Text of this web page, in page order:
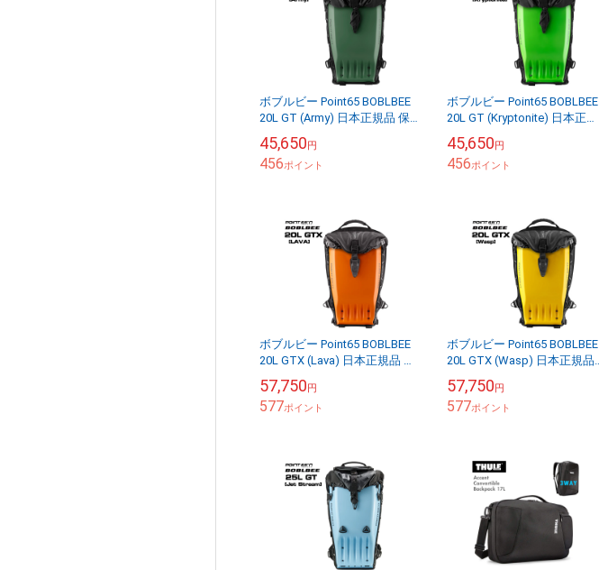
ボブルビー Point65 BOBLBEE
20L GT (Army) 日本正規品 保
く）】
45,650円
456ポイント
ボブルビー Point65 BOBLBEE
20L GT (Kryptonite) 日本正規
を除く）...
45,650円
456ポイント
ボブルビー Point65 BOBLBEE
20L GTX (Lava) 日本正規品 保
く）】
57,750円
577ポイント
ボブルビー Point65 BOBLBEE
20L GTX (Wasp) 日本正規品
除く）】
57,750円
577ポイント